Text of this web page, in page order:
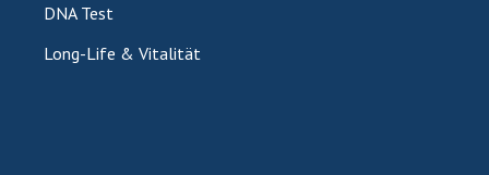
DNA Test
Long-Life & Vitalität